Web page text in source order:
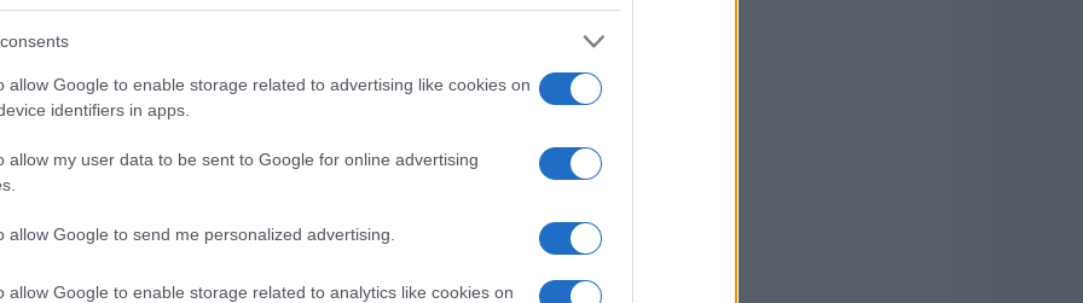
allow Google to enable storage related to advertising like cookies on
identifiers in apps.
allow my user data to be sent to Google for online advertising
allow Google to send me personalized advertising.
allow Google to enable storage related to analytics like cookies on
qu'il comptait supprimer environ 17 000 emplois dans le
monde d'ici la fin de l'année…